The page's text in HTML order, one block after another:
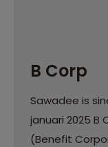
B Corp
Sawadee is
januari 2025 B
(Benefit